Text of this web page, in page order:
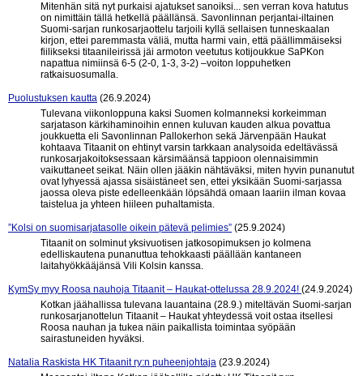
Mitenhän sitä nyt purkaisi ajatukset sanoiksi... sen verran kova hatutus
on nimittäin tällä hetkellä päällänsä. Savonlinnan perjantai-iltainen
Suomi-sarjan runkosarjaottelu tarjoili kyllä sellaisen tunneskaalan
kirjon, ettei paremmasta väliä, mutta harmi vain, että päällimmäiseksi
fiilikseksi titaanileirissä jäi armoton veetutus kotijoukkue SaPKon
napattua nimiinsä 6-5 (2-0, 1-3, 3-2) –voiton loppuhetken
ratkaisuosumalla.
Puolustuksen kautta (26.9.2024)
Tulevana viikonloppuna kaksi Suomen kolmanneksi korkeimman
sarjatason kärkihaminoihin ennen kuluvan kauden alkua povattua
joukkuetta eli Savonlinnan Pallokerhon sekä Järvenpään Haukat
kohtaava Titaanit on ehtinyt varsin tarkkaan analysoida edeltävässä
runkosarjakoitoksessaan kärsimäänsä tappioon olennaisimmin
vaikuttaneet seikat. Näin ollen jääkin nähtäväksi, miten hyvin punanutut
ovat lyhyessä ajassa sisäistäneet sen, ettei yksikään Suomi-sarjassa
jaossa oleva piste edelleenkään löpsähdä omaan laariin ilman kovaa
taistelua ja yhteen hiileen puhaltamista.
”Kolsi on suomisarjatasolle oikein pätevä pelimies” (25.9.2024)
Titaanit on solminut yksivuotisen jatkosopimuksen jo kolmena
edelliskautena punanuttua tehokkaasti päällään kantaneen
laitahyökkääjänsä Vili Kolsin kanssa.
KymSy myy Roosa nauhoja Titaanit – Haukat-ottelussa 28.9.2024! (24.9.2024)
Kotkan jäähallissa tulevana lauantaina (28.9.) miteltävän Suomi-sarjan
runkosarjanottelun Titaanit – Haukat yhteydessä voit ostaa itsellesi
Roosa nauhan ja tukea näin paikallista toimintaa syöpään
sairastuneiden hyväksi.
Natalia Raskista HK Titaanit ry:n puheenjohtaja (23.9.2024)